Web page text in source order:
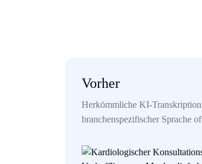
Vorher
Herkömmliche KI-
branchenspezifischer Sprache